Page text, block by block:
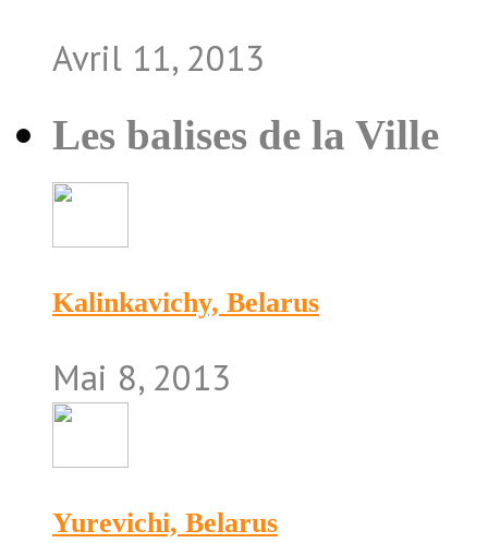
Avril 11, 2013
Les balises de la Ville
Kalinkavichy, Belarus
Mai 8, 2013
Yurevichi, Belarus